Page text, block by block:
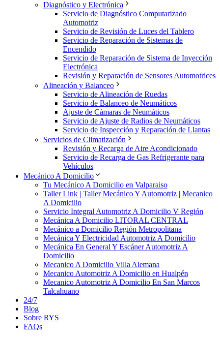
Diagnóstico y Electrónica
Servicio de Diagnóstico Computarizado
Automotriz
Servicio de Revisión de Luces del Tablero
Servicio de Reparación de Sistemas de
Encendido
Servicio de Reparación de Sistema de Inyección
Electrónica
Revisión y Reparación de Sensores Automotrices
Alineación y Balanceo
Servicio de Alineación de Ruedas
Servicio de Balanceo de Neumáticos
Ajuste de Cámaras de Neumáticos
Servicio de Ajuste de Radios de Neumáticos
Servicio de Inspección y Reparación de Llantas
Servicios de Climatización
Revisión y Recarga de Aire Acondicionado
Servicio de Recarga de Gas Refrigerante para
Vehículos
Mecánico A Domicilio
Tu Mecánico A Domicilio en Valparaiso
Taller Link | Taller Mecánico Y Automotriz | Mecanico
A Domicilio
Servicio Integral Automotriz A Domicilio V Región
Mecánica A Domicilio LITORAL CENTRAL
Mecánico a Domicilio Región Metropolitana
Mecánica Y Electricidad Automotriz A Domicilio
Mecánica En General Y Escáner Automotriz A
Domicilio
Mecanico A Domicilio Villa Alemana
Mecanico Automotriz A Domicilio en Hualpén
Mecanico Automotriz A Domicilio En San Marcos
Talcahuano
24/7
Blog
Sobre RYS
FAQs